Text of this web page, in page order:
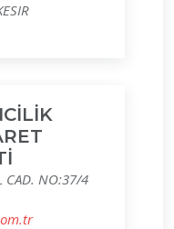
CAD. NO:37/4